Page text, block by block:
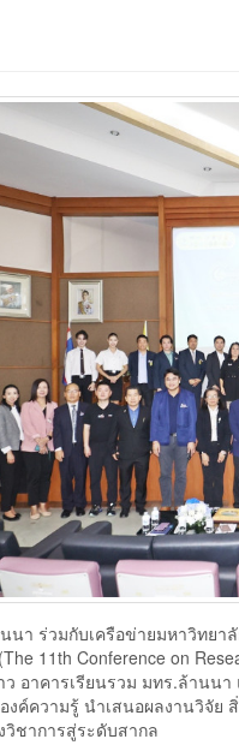
นา ร่วมกับเครือข่ายมหาวิทยา
(The 11th Conference on
อาคารเรียนรวม มทร.ล้านน
งค์ความรู้ นำเสนอผลงานวิจั
ชาการสู่ระดับสากล